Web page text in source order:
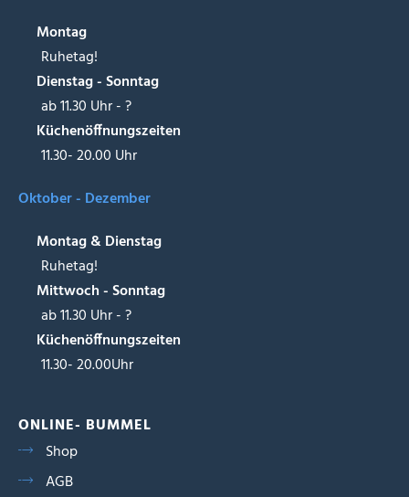
Montag
Ruhetag!
Dienstag - Sonntag
ab 11.30 Uhr - ?
Küchenöffnungszeiten
11.30- 20.00 Uhr
Oktober - Dezember
Montag & Dienstag
Ruhetag!
Mittwoch - Sonntag
ab 11.30 Uhr - ?
Küchenöffnungszeiten
11.30- 20.00Uhr
ONLINE- BUMMEL
Shop
AGB